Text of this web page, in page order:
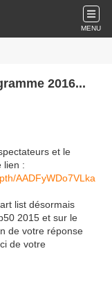
MENU
2016...
et le
lien :
AADFyWDo7VLka
list désormais
2015 et sur le
de votre réponse
de votre